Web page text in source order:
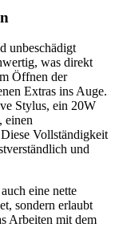
unbeschädigt
was direkt
Öffnen der
Extras ins Auge.
Stylus, ein 20W
einen
Vollständigkeit
und
eine nette
sondern erlaubt
Arbeiten mit dem